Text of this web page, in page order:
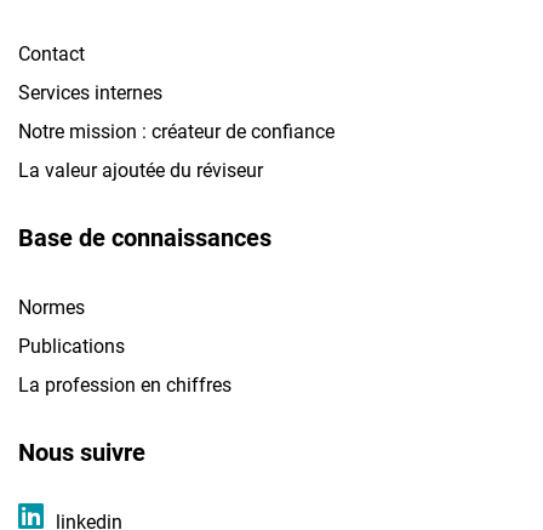
Contact
Services internes
Notre mission : créateur de confiance
La valeur ajoutée du réviseur
Base de connaissances
Normes
Publications
La profession en chiffres
Nous suivre
linkedin